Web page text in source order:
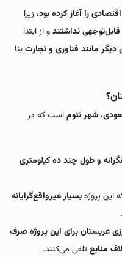
را آغاز کرده بود، زیرا
قابل‌توجهی نداشتندو از ابتدا
دیگر مانند فناوری و تجارتبنا
، شهر نئوماست که در
و طول چند ده کیلومتری
پروژهبسیار غیرواقع‌گرایانه
عربستان برای این پروژه صرف
منابع تلقی می‌کنند.